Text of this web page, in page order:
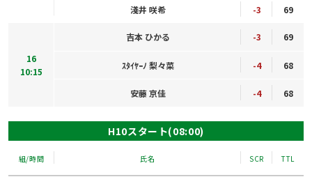
淺井 咲希 -3 69
16
10:15
吉本 ひかる -3 69
ｽﾀｲﾔｰﾉ 梨々菜 -4 68
安藤 京佳 -4 68
H10スタート(08:00)
組/時間 氏名 SCR TTL